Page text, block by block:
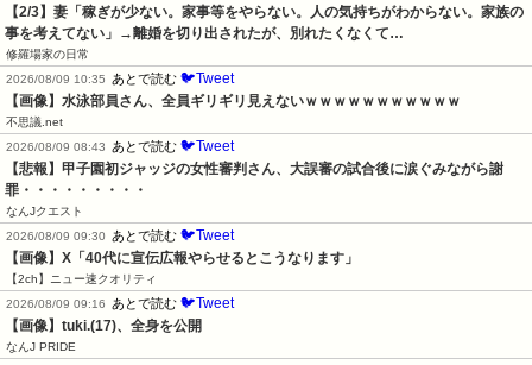
【2/3】妻「稼ぎが少ない。家事等をやらない。人の気持ちがわからない。家族の
事を考えてない」→離婚を切り出されたが、別れたくなくて…
修羅場家の日常
2026/08/09 10:35
あとで読む 🐦Tweet
【画像】水泳部員さん、全員ギリギリ見えないｗｗｗｗｗｗｗｗｗｗｗ
不思議.net
2026/08/09 08:43
あとで読む 🐦Tweet
【悲報】甲子園初ジャッジの女性審判さん、大誤審の試合後に涙ぐみながら謝
罪・・・・・・・・・
なんJクエスト
2026/08/09 09:30
あとで読む 🐦Tweet
【画像】X「40代に宣伝広報やらせるとこうなります」
【2ch】ニュー速クオリティ
2026/08/09 09:16
あとで読む 🐦Tweet
【画像】tuki.(17)、全身を公開
なんJ PRIDE